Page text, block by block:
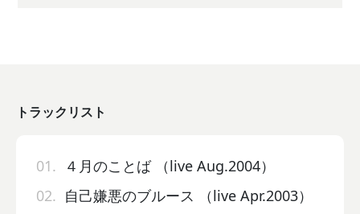
トラックリスト
01. ４月のことば （live Aug.2004）
02. 自己嫌悪のブルース （live Apr.2003）